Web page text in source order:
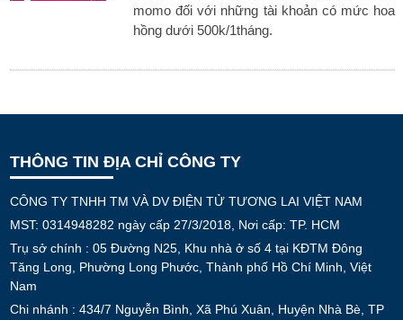
momo đối với những tài khoản có mức hoa
hồng dưới 500k/1tháng.
THÔNG TIN ĐỊA CHỈ CÔNG TY
CÔNG TY TNHH TM VÀ DV ĐIỆN TỬ TƯƠNG LAI VIỆT NAM
MST: 0314948282 ngày cấp 27/3/2018, Nơi cấp: TP. HCM
Trụ sở chính : 05 Đường N25, Khu nhà ở số 4 tại KĐTM Đông
Tăng Long, Phường Long Phước, Thành phố Hồ Chí Minh, Việt
Nam
Chi nhánh : 434/7 Nguyễn Bình, Xã Phú Xuân, Huyện Nhà Bè, TP